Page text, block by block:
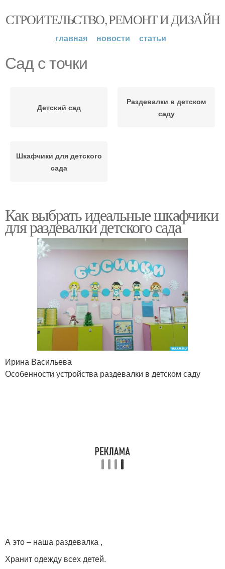
СТРОИТЕЛЬСТВО, РЕМОНТ И ДИЗАЙН
главная новости статьи
Сад с точки
Детский сад
Раздевалки в детском
саду
Шкафчики для детского
сада
Как выбрать идеальные шкафчики
для раздевалки детского сада
Ирина Васильева
Особенности устройства раздевалки в детском саду
А это – наша раздевалка ,
Хранит одежду всех детей.